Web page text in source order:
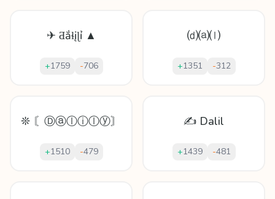
✈ Ƌắɬįɭỉ ▲
+1759 -706
⒟⒜⒧
+1351 -312
❊ 〘Ⓓⓐⓛⓘⓛⓨ〙
+1510 -479
✍ Dalil
+1439 -481